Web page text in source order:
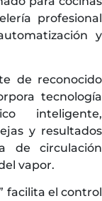
profesional
y
de reconocido
tecnología
inteligente,
y resultados
de circulación
vapor.
facilita el control